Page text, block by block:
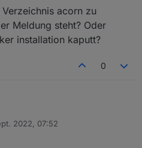
acorn zu
Meldung steht? Oder
installation kaputt?
0
rename
log of this run can be found
2022, 07:52